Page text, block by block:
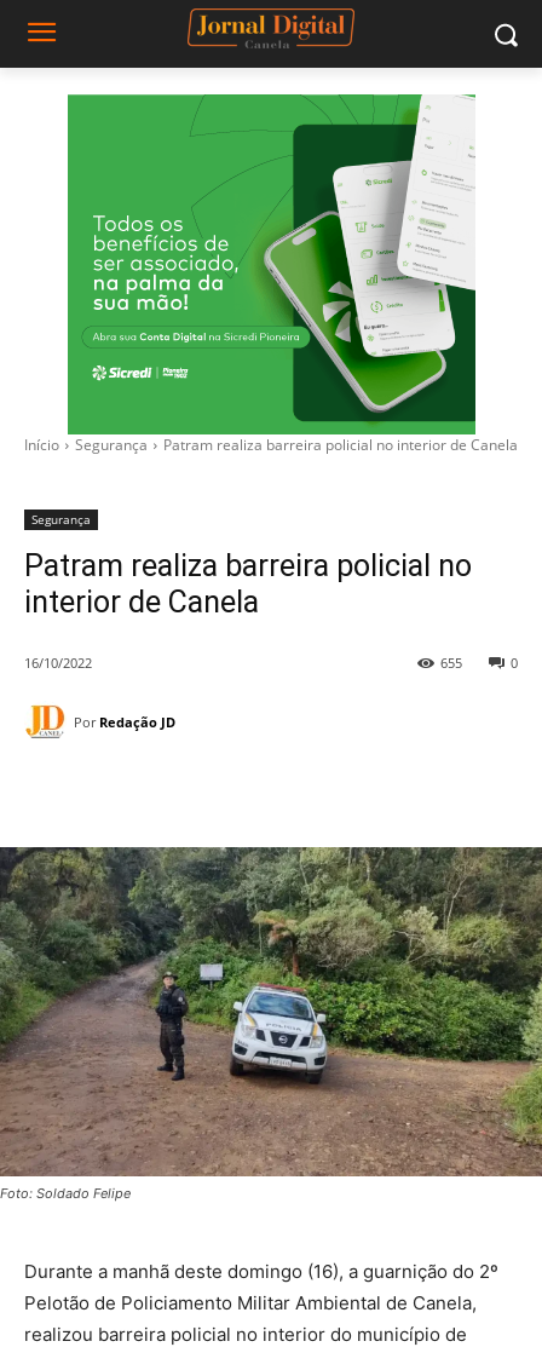
Início Segurança Patram realiza barreira policial no interior de Canela
Segurança
Patram realiza barreira policial no
interior de Canela
16/10/2022 0
655
Por Redação JD
Foto: Soldado Felipe
Durante a manhã deste domingo (16), a guarnição do 2º
Pelotão de Policiamento Militar Ambiental de Canela,
realizou barreira policial no interior do município de